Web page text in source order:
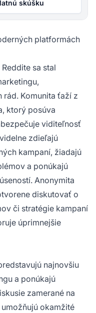
skúšku
platformách
sa stal
Komunita ťaží z
ktorý posúva
viditeľnosť
zdieľajú
kampaní, žiadajú
a ponúkajú
Anonymita
diskutovať o
či stratégie kampaní
úprimnejšie
najnovšiu
a ponúkajú
zamerané na
okamžité